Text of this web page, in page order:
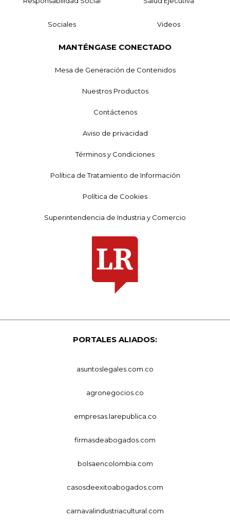
Sociales Videos
MANTÉNGASE CONECTADO
Mesa de Generación de Contenidos
Nuestros Productos
Contáctenos
Aviso de privacidad
Términos y Condiciones
Política de Tratamiento de Información
Política de Cookies
Superintendencia de Industria y Comercio
PORTALES ALIADOS:
asuntoslegales.com.co
agronegocios.co
empresas.larepublica.co
firmasdeabogados.com
bolsaencolombia.com
casosdeexitoabogados.com
carnavalindustriacultural.com